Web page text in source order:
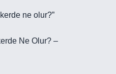
ne olur?”
Ne Olur? –